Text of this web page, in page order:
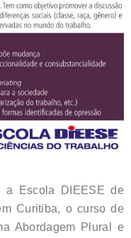
a Escola DIEESE de
Curitiba, o curso de
Abordagem Plural e